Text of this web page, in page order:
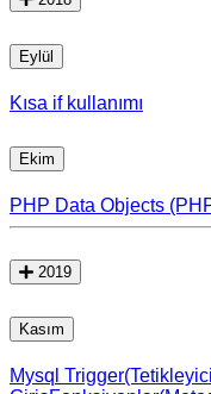
Eylül
Kısa if kullanımı
Ekim
PHP Data Objects
2019
Kasım
Mysql